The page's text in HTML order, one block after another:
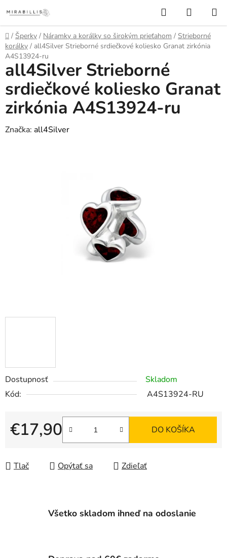
na
obsah
Hľadať
KOŠÍK
Domov
/ Šperky / Náramky a korálky so širokým prieťahom / Strieborné
korálky / all4Silver Strieborné srdiečkové koliesko Granat zirkónia
A4S13924-ru
Dostupnosť
Skladom
Kód:
A4S13924-RU
€17,90
Jednotková cena:
DO KOŠÍKA
Tlač Opýtať sa Zdieľať
all4Silver Strieborné
srdiečkové koliesko Granat
zirkónia A4S13924-ru
Značka: all4Silver
Všetko skladom ihneď na odoslanie